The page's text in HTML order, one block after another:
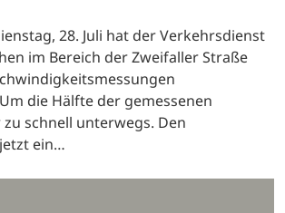
28. Juli hat der Verkehrsdienst
im Bereich der Zweifaller Straße
die Hälfte der gemessenen
schnell unterwegs. Den
ein…